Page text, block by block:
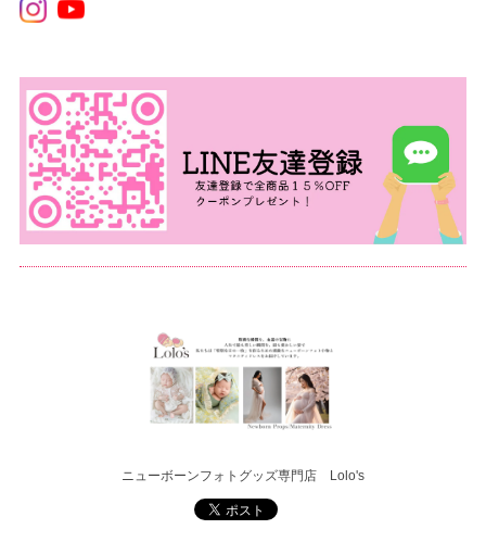
ニューボーンフォトグッズ専門店 Lolo's